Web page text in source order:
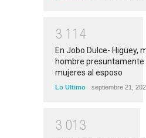
3 1 1 4
En Jobo Dulce- Higüey,
hombre presuntamente
mujeres al esposo
Lo Ultimo septiembre 21,
3 01 3